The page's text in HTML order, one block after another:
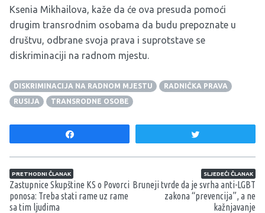
Ksenia Mikhailova, kaže da će ova presuda pomoći
drugim transrodnim osobama da budu prepoznate u
društvu, odbrane svoja prava i suprotstave se
diskriminaciji na radnom mjestu.
DISKRIMINACIJA NA RADNOM MJESTU
RADNIČKA PRAVA
RUSIJA
TRANSRODNE OSOBE
Navigacija članaka
PRETHODNI ČLANAK
Zastupnice Skupštine KS o Povorci
ponosa: Treba stati rame uz rame
sa tim ljudima
SLJEDEĆI ČLANAK
Bruneji tvrde da je svrha anti-LGBT
zakona “prevencija”, a ne
kažnjavanje